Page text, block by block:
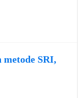
metode SRI,